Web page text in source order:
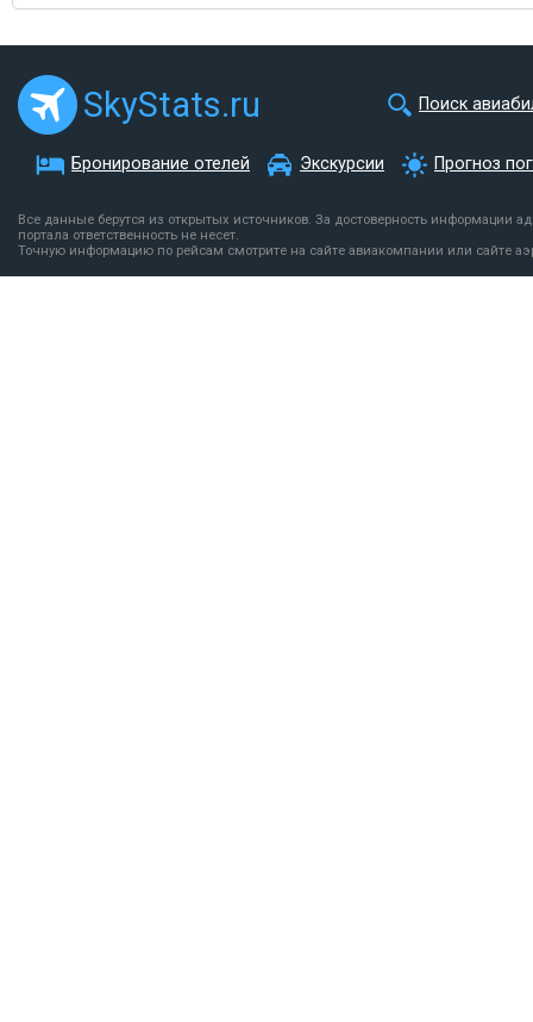
SkyStats.ru Поиск
Бронирование отелей Экскурсии Прогноз
Все данные берутся из открытых источников. За достоверность информации
портала ответственность не несет.
Точную информацию по рейсам смотрите на сайте авиакомпании или сайте